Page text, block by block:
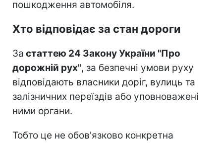
пошкодження автомобіля.
Хто відповідає за стан дороги
За статтею 24 Закону України "Про
дорожній рух", за безпечні умови руху
відповідають власники доріг, вулиць та
залізничних переїздів або уповноважені
ними органи.
Тобто це не обов'язково конкретна